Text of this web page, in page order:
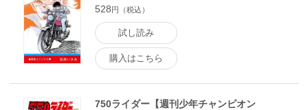
528円（税込）
試し読み
購入はこちら
750ライダー【週刊少年チャンピオン